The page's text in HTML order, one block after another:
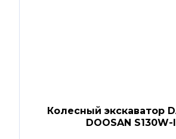
Колесный экскаватор
DOOSAN S130W-